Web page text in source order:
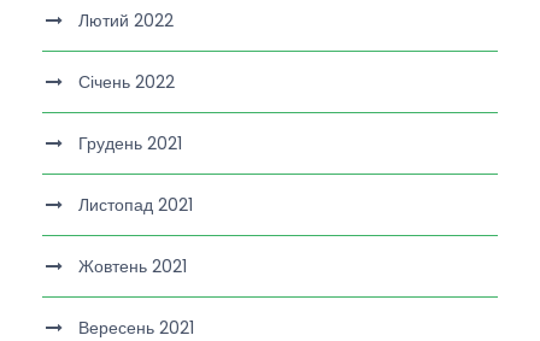
Лютий 2022
Січень 2022
Грудень 2021
Листопад 2021
Жовтень 2021
Вересень 2021